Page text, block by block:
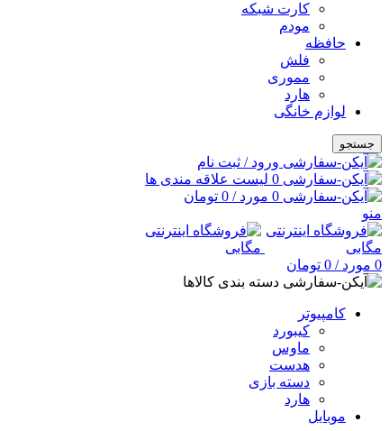
کارت شبکه
مودم
حافظه
فلش
مموری
هارد
لوازم خانگی
جستجو
ورود / ثبت نام
0 لیست علاقه مندی ها
0 مورد/
0 تومان
منو
0 مورد/
0 تومان
دسته بندی کالاها
کامپیوتر
کیبورد
ماوس
هدست
دسته بازی
هارد
موبایل